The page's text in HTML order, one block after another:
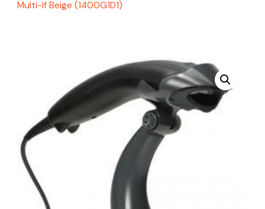
Multi-If Beige (1400G1D1)